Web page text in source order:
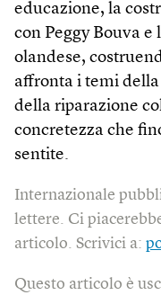
educazione, la
con Peggy Bouva
olandese,
affronta i temi
della riparazione
concretezza che
sentite.
Internazionale
lettere. Ci
articolo. Scrivici a:
Questo articolo è